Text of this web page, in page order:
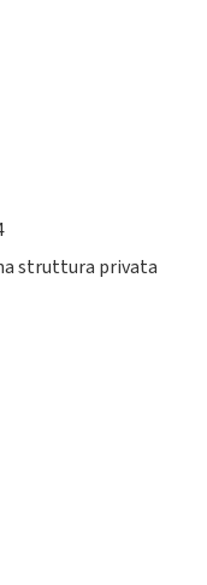
struttura privata